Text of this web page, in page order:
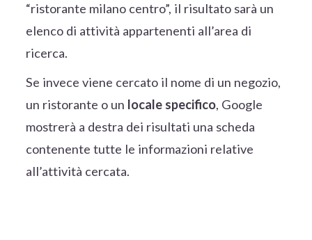
“ristorante milano centro”, il risultato sarà un
elenco di attività appartenenti all’area di
ricerca.
Se invece viene cercato il nome di un negozio,
un ristorante o un locale specifico, Google
mostrerà a destra dei risultati una scheda
contenente tutte le informazioni relative
all’attività cercata.